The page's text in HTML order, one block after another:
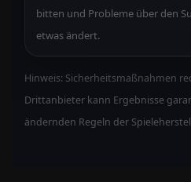
bitten und Probleme über den
etwas ändert.
Hinweis: Sicherheitsmaßnahmen
Drittanbieter kann Ergebnisse
ändernden Regeln der